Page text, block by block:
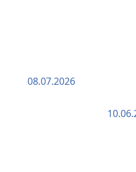
08.07.2026